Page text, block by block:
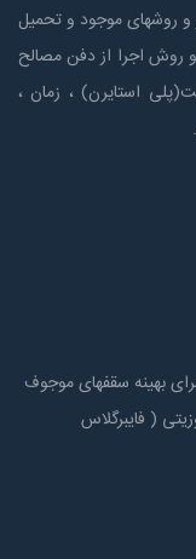
و روشهای موجود و تحمیل
روش اجرا از دفن مصالح
استايرن) ، زمان ،
بهینه سقفهای موجوف
( فایبرگلاس